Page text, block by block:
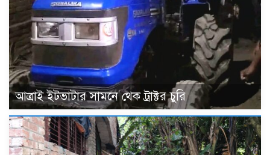
আত্রাই ইটভাটার সামনে থেক ট্রাক্টর চুরি